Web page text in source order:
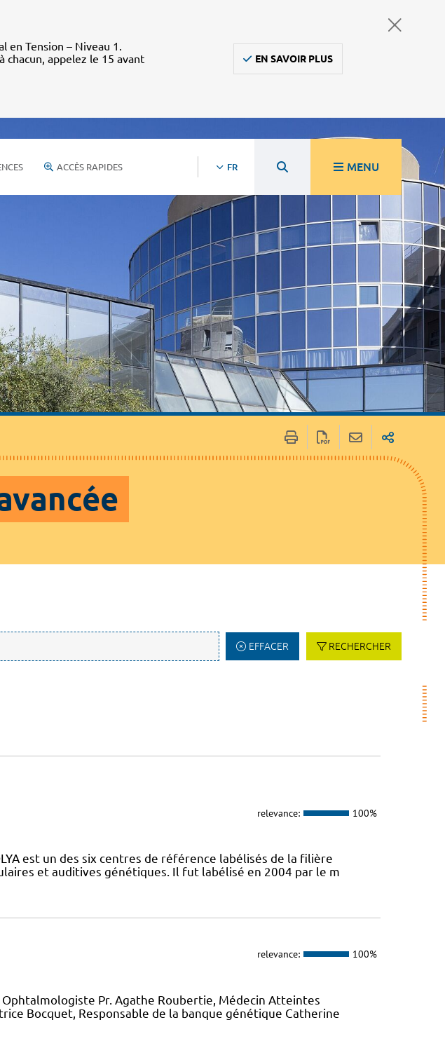
en Tension – Niveau 1.
chacun, appelez le 15 avant
EN SAVOIR PLUS
ACCÈS RAPIDES FR MENU
EFFACER RECHERCHER
relevance: 100%
est un des six centres de référence labélisés de la filière
et auditives génétiques. Il fut labélisé en 2004 par le m
relevance: 100%
Pr. Agathe Roubertie, Médecin Atteintes
Bocquet, Responsable de la banque génétique Catherine